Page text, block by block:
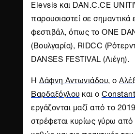
Elevsis και DAN.C.CE
παρουσιαστεί σε
φεστιβάλ, όπως το ONE
(Βουλγαρία), RIDCC
DANSES FESTIVAL (Λιέγη).
Η Δάφνη Αντωνιάδου, ο
Βαρδαξόγλου και ο
εργάζονται μαζί από το
στρέφεται κυρίως γύρω